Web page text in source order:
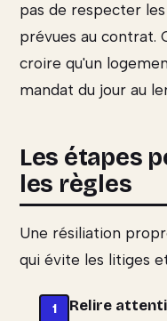
pas de respecter
prévues au contrat.
croire qu'un
mandat du jour au
Les étapes
les règles
Une résiliation
qui évite les litiges
Relire